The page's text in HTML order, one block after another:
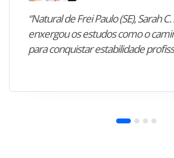
“Natural de Frei Paulo (SE), Sarah
enxergou os estudos como o
para conquistar estabilidade